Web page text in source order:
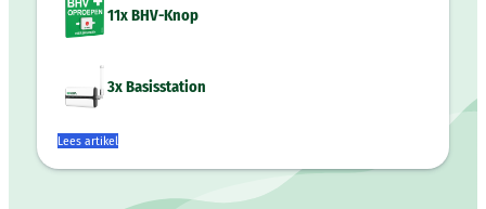
11x BHV-Knop
3x Basisstation
Lees artikel